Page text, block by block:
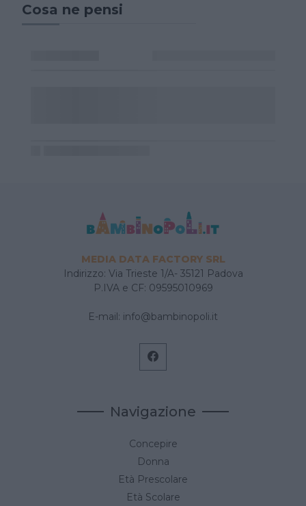
Cosa ne pensi
MEDIA DATA FACTORY SRL
Indirizzo: Via Trieste 1/A- 35121 Padova
P.IVA e CF: 09595010969
E-mail: info@bambinopoli.it
Navigazione
Concepire
Donna
Età Prescolare
Età Scolare